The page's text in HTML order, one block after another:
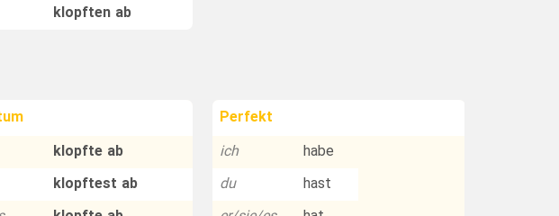
klopften ab
klopfte ab
klopftest ab
Perfekt
ich
habe
du
hast